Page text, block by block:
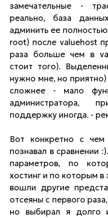
замечательные -
реально, база
админить ее
root) после valuehost
раза больше чем в
стоит того).
нужно мне, но приятно)
сложнее - мало
администратора,
поддержку иногда. -
Вот конкретно с
познавал в сравнении
параметров, по
хостинг и по которым в
вошли другие
отсеяны с первого
но выбирал я долго